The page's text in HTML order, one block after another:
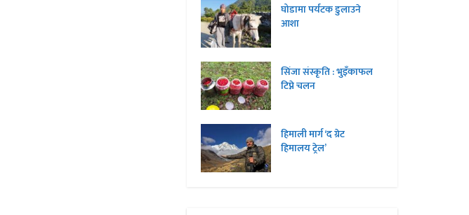
घोडामा पर्यटक डुलाउने
आशा
सिंजा संस्कृति : भुइँकाफल
टिप्ने चलन
हिमाली मार्ग ‘द ग्रेट
हिमालय ट्रेल’